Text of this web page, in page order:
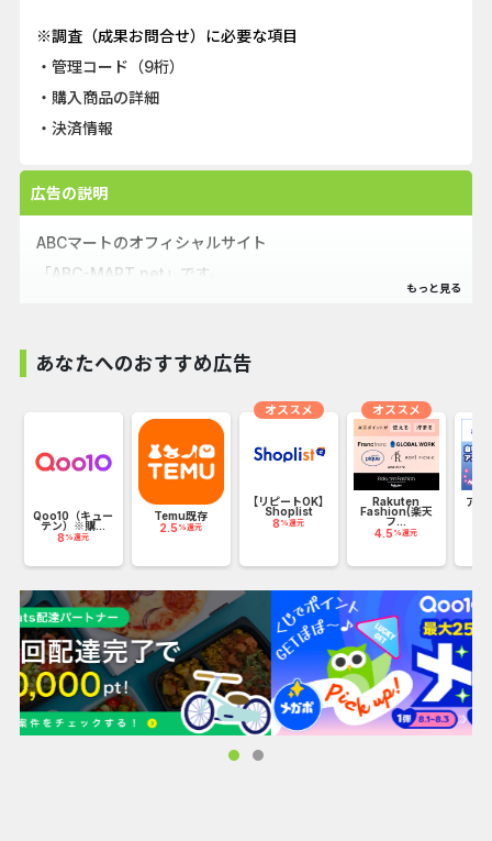
※調査（成果お問合せ）に必要な項目
・管理コード（9桁）
・購入商品の詳細
・決済情報
広告の説明
ABCマートのオフィシャルサイト
「ABC-MART.net」です。
勢揃い！
サイズも充実で’欲しい’が見つかります。
翌日発送・取扱いブランドも充実！
新作続々・限定商品も多数で豊富な品揃え♪
あなたへのおすすめ広告
Qoo10（キュー
テン）※購...
8 %還元
Temu既存
2.5 %還元
【リピートOK】
Shoplist
8 %還元
オススメ
Rakuten
Fashion(楽天
フ...
4.5 %還元
オススメ
アニ